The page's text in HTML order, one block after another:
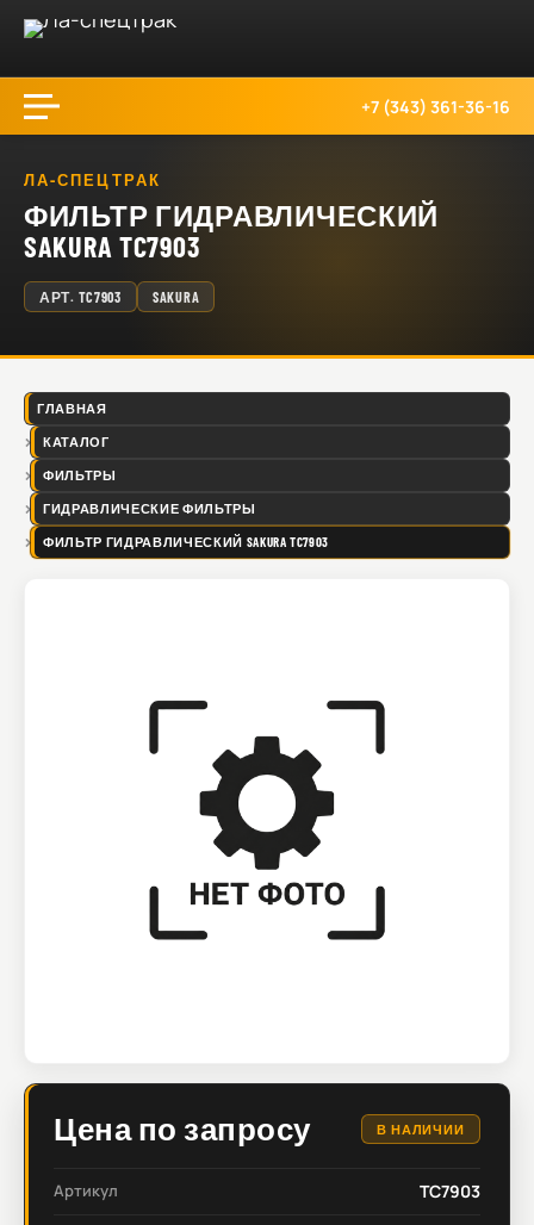
+7 (343) 361-36-16
ЛА-СПЕЦТРАК
ФИЛЬТР ГИДРАВЛИЧЕСКИЙ
SAKURA TC7903
АРТ. TC7903 SAKURA
ГЛАВНАЯ
КАТАЛОГ
ФИЛЬТРЫ
ГИДРАВЛИЧЕСКИЕ ФИЛЬТРЫ
ФИЛЬТР ГИДРАВЛИЧЕСКИЙ SAKURA TC7903
Цена по запросу В НАЛИЧИИ
Артикул TC7903